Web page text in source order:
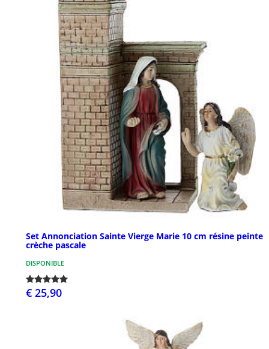
Set Annonciation Sainte Vierge Marie 10 cm résine peinte
crèche pascale
DISPONIBLE
€ 25,90